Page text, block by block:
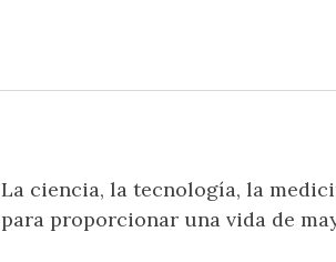
La ciencia, la tecnología, la
para proporcionar una vida de